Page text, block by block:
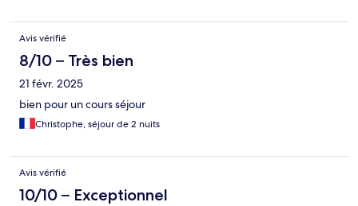
Avis vérifié
8/10 – Très bien
21 févr. 2025
bien pour un cours séjour
Christophe, séjour de 2 nuits
Avis vérifié
10/10 – Exceptionnel